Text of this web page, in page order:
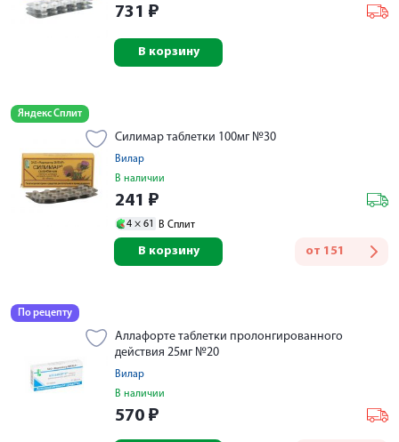
731 ₽
В корзину
Яндекс Сплит
Силимар таблетки 100мг №30
Вилар
В наличии
241 ₽
4 × 61 В Сплит
от 151
В корзину
По рецепту
Аллафорте таблетки пролонгированного
действия 25мг №20
Вилар
В наличии
570 ₽